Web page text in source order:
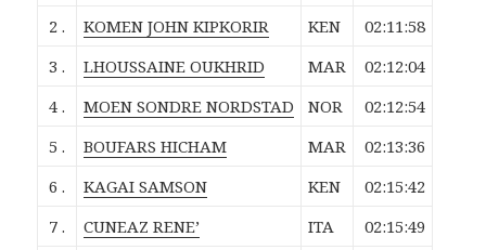
2 .
KOMEN JOHN KIPKORIR KEN
02:11:58
3 .
LHOUSSAINE OUKHRID MAR
02:12:04
4 .
MOEN SONDRE NORDSTAD NOR
02:12:54
5 .
BOUFARS HICHAM MAR
02:13:36
6 .
KAGAI SAMSON KEN
02:15:42
7 .
CUNEAZ RENE’ ITA
02:15:49